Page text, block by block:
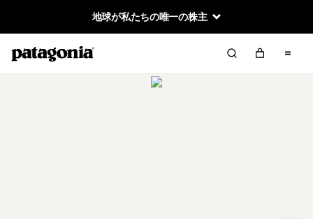
地球が私たちの唯一の株主